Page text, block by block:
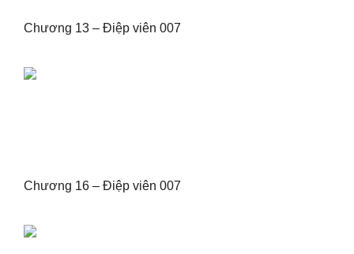
Chương 13 – Điệp viên 007
Chương 16 – Điệp viên 007